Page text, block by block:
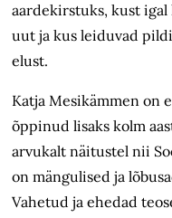
aardekirstuks, kust igal
uut ja kus leiduvad
elust.
Katja Mesikämmen on
õppinud lisaks kolm
arvukalt näitustel nii
on mängulised ja
Vahetud ja ehedad